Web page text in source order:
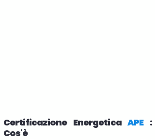
Certificazione EnergeticaAPE:
Cos'è